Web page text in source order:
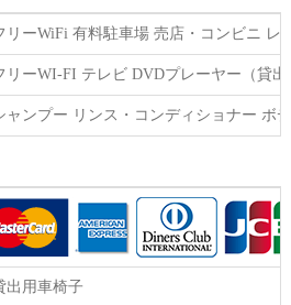
リーWiFi 有料駐車場 売店・コンビニ
リーWI‐FI テレビ DVDプレーヤー（貸
ャンプー リンス・コンディショナー ボ
出用車椅子